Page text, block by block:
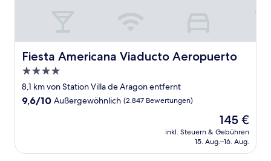
Fiesta Americana Viaducto Aeropuerto
Fiesta Americana Viaducto Aeropuerto
4.0-
Sterne-
Unterkunft
8,1 km von Station Villa de Aragon entfernt
9.6
Bewertungen)
9,6/10 Außergewöhnlich (2.847 Bewertungen)
Der
Preis
beträgt
145 €
inkl. Steuern & Gebühren
15. Aug.–16. Aug.